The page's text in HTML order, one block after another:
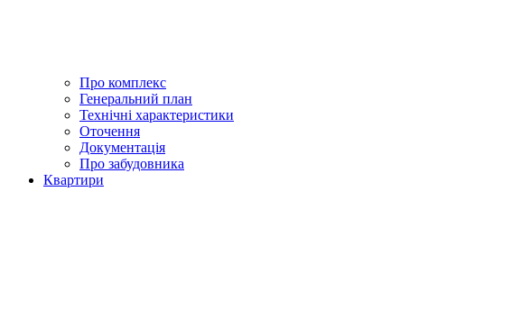
Про комплекс
Генеральний план
Технічні характеристики
Оточення
Документація
Про забудовника
Квартири